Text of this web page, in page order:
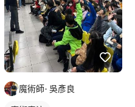
魔術師- 吳彥良